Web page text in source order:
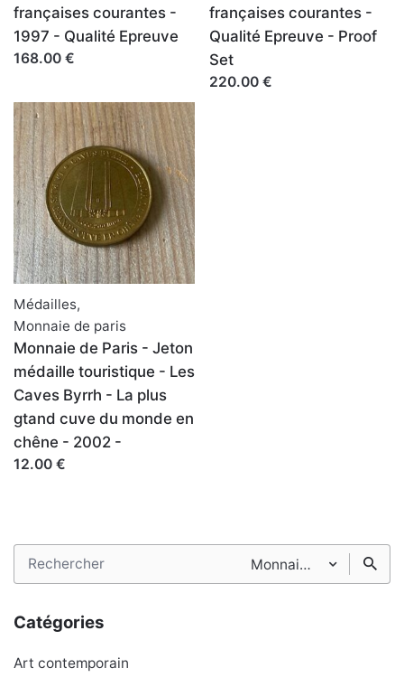
Search
for
Monnaie de paris
Catégories
Art contemporain
françaises courantes -
1997 - Qualité Epreuve
168.00 €
françaises courantes -
Qualité Epreuve - Proof
Set
220.00 €
Médailles,
Monnaie de paris
Monnaie de Paris - Jeton
médaille touristique - Les
Caves Byrrh - La plus
gtand cuve du monde en
chêne - 2002 -
12.00 €